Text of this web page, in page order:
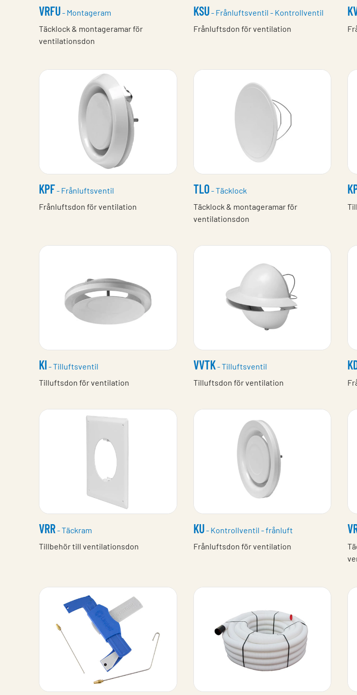
VRFU- Montageram
Täcklock & montageramar för
ventilationsdon
KSU- Frånluftsventil - Kontrollventil
Frånluftsdon för ventilation
KPF- Frånluftsventil
Frånluftsdon för ventilation
TLO- Täcklock
Täcklock & montageramar för
ventilationsdon
KI - Tilluftsventil
Tilluftsdon för ventilation
VVTK- Tilluftsventil
Tilluftsdon för ventilation
VRR- Täckram
Tillbehör till ventilationsdon
KU- Kontrollventil - frånluft
Frånluftsdon för ventilation